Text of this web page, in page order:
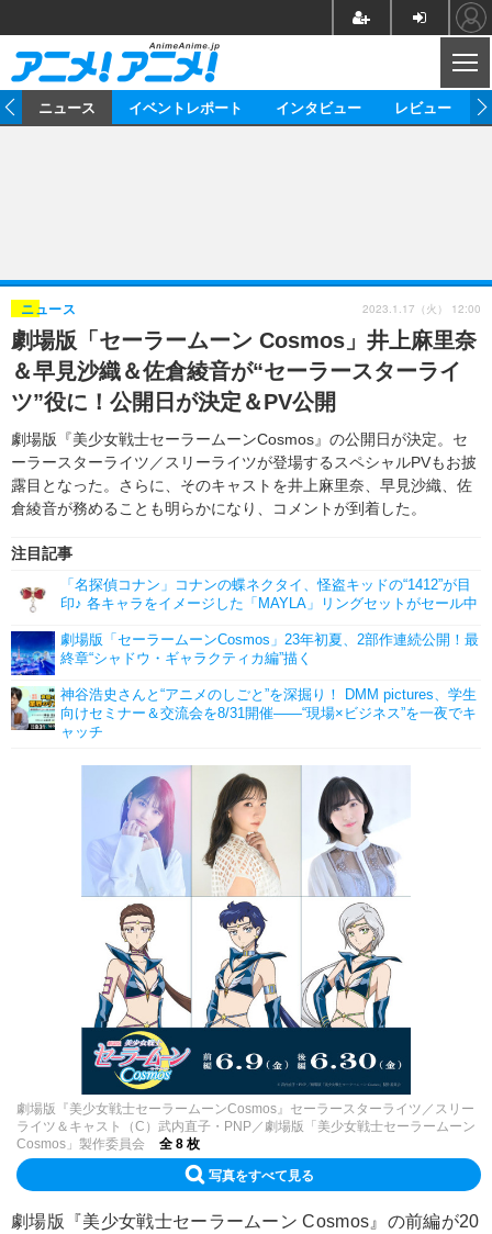
ゲーム グッズ
イベント 海外
海外イベント ビジネス
俳優・タレント アーティスト
ビジネス
アニメ 実写
書評 イベント
ゲーム 座談会
動画
アニメ 映画/ドラマ
アニメ！アニメ！TV ABEMA Cafe
連載・コラム
ニュース イベントレポート インタビュー レビュー
劇場版「セーラームーン Cosmos」井上麻里奈
＆早見沙織＆佐倉綾音が“セーラースターライ
ツ”役に！公開日が決定＆PV公開
劇場版『美少女戦士セーラームーンCosmos』の公開日が決定。セ
ーラースターライツ／スリーライツが登場するスペシャルPVもお披
露目となった。さらに、そのキャストを井上麻里奈、早見沙織、佐
倉綾音が務めることも明らかになり、コメントが到着した。
ニュース
注目記事
「名探偵コナン」コナンの蝶ネクタイ、怪盗キッドの“1412”が目
印♪ 各キャラをイメージした「MAYLA」リングセットがセール中
劇場版「セーラームーンCosmos」23年初夏、2部作連続公開！最
終章“シャドウ・ギャラクティカ編”描く
神谷浩史さんと“アニメのしごと”を深掘り！ DMM pictures、学生
向けセミナー＆交流会を8/31開催――“現場×ビジネス”を一夜でキ
ャッチ
2023.1.17（火） 12:00
劇場版『美少女戦士セーラームーンCosmos』セーラースターライツ／スリー
ライツ＆キャスト（C）武内直子・PNP／劇場版「美少女戦士セーラームーン
Cosmos」製作委員会
全 8 枚
写真をすべて見る
劇場版『美少女戦士セーラームーン Cosmos』の前編が20